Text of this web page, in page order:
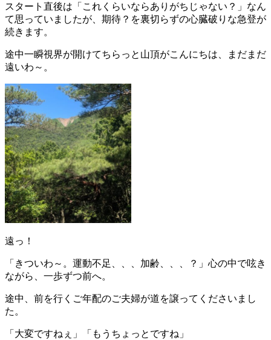
スタート直後は「これくらいならありがちじゃない？」なん
て思っていましたが、期待？を裏切らずの心臓破りな急登が
続きます。
途中一瞬視界が開けてちらっと山頂がこんにちは、まだまだ
遠いわ～。
遠っ！
「きついわ～。運動不足、、、加齢、、、？」心の中で呟き
ながら、一歩ずつ前へ。
途中、前を行くご年配のご夫婦が道を譲ってくださいまし
た。
「大変ですねぇ」「もうちょっとですね」